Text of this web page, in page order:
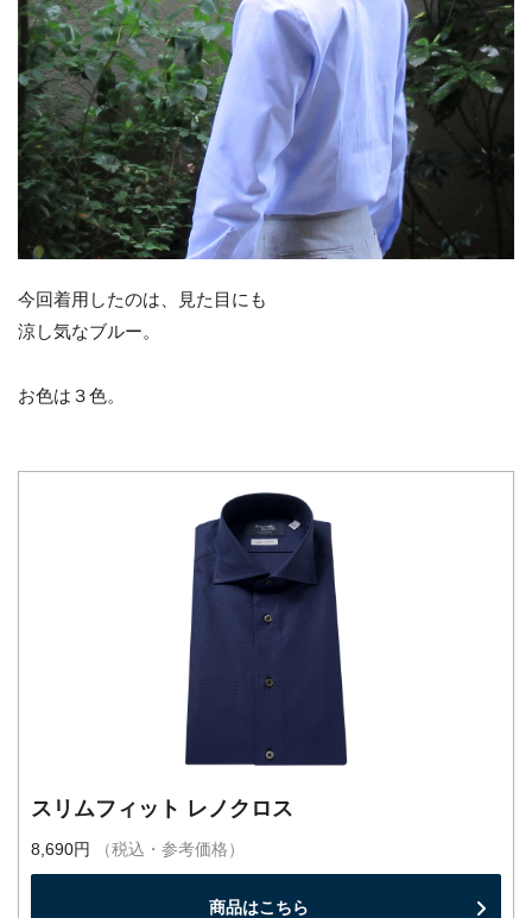
今回着用したのは、見た目にも
涼し気なブルー。
お色は３色。
スリムフィット レノクロス
8,690円 （税込・参考価格）
商品はこちら